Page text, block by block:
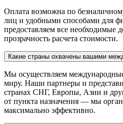
Оплата возможна по
лиц и удобными способами для
предоставляем все необходимые
прозрачность расчета стоимости.
Какие страны охвачены вашими
Мы осуществляем
миру. Наши партнеры и
странах СНГ, Европы, Азии и
от пункта назначения — мы
максимально эффективно.